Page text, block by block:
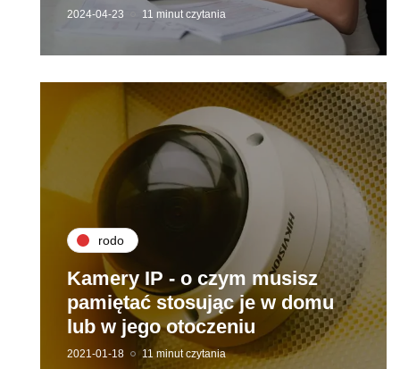
2024-04-23 11 minut czytania
rodo
Kamery IP - o czym musisz
pamiętać stosując je w domu
lub w jego otoczeniu
2021-01-18 11 minut czytania